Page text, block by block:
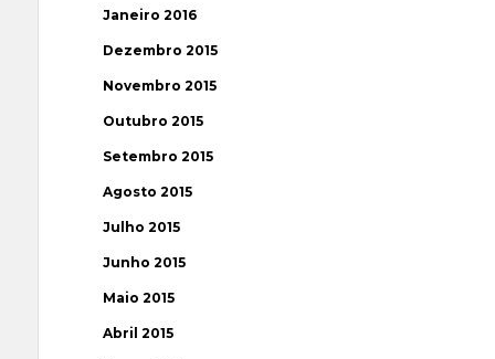
Janeiro 2016
Dezembro 2015
Novembro 2015
Outubro 2015
Setembro 2015
Agosto 2015
Julho 2015
Junho 2015
Maio 2015
Abril 2015